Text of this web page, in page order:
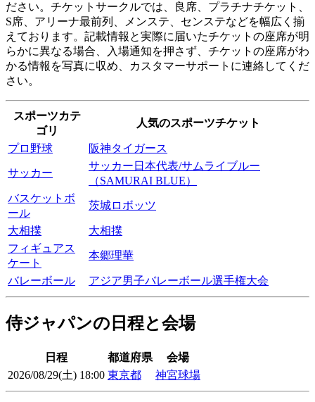
ださい。チケットサークルでは、良席、プラチナチケット、
S席、アリーナ最前列、メンステ、センステなどを幅広く揃
えております。記載情報と実際に届いたチケットの座席が明
らかに異なる場合、入場通知を押さず、チケットの座席がわ
かる情報を写真に収め、カスタマーサポートに連絡してくだ
さい。
スポーツカテ
ゴリ
人気のスポーツチケット
プロ野球 阪神タイガース
サッカー
サッカー日本代表/サムライブルー
（SAMURAI BLUE）
バスケットボ
ール
茨城ロボッツ
大相撲
大相撲
フィギュアス
ケート
本郷理華
バレーボール アジア男子バレーボール選手権大会
侍ジャパンの日程と会場
日程 都道府県
会場
2026/08/29(土) 18:00 東京都 神宮球場